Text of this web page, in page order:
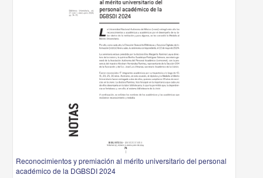
Reconocimientos y premiación al mérito universitario del personal
académico de la DGBSDI 2024